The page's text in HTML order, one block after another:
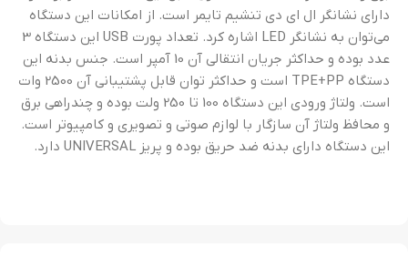
دارای نشانگر ال ای دی تنشیم تایمر است. از امکانات این دستگاه
می‌توان به نشانگر LED اشاره کرد. تعداد پورت USB این دستگاه 3
عدد بوده و حداکثر جریان انتقالی آن 10 آمپر است. جنس بدنه این
دستگاه TPE+PP است و حداکثر توان قابل پشتیبانی آن 2500 وات
است. ولتاژ ورودی این دستگاه 100 تا 250 ولت بوده و چندراهی برق
و محافظ ولتاژ آن سازگار با لوازم صوتی و تصویری و کامپیوتر است.
این دستگاه دارای بدنه ضد حریق بوده و پریز UNIVERSAL دارد.